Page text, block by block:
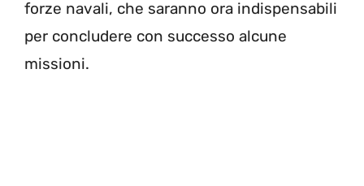
forze navali, che saranno ora indispensabili
per concludere con successo alcune
missioni.